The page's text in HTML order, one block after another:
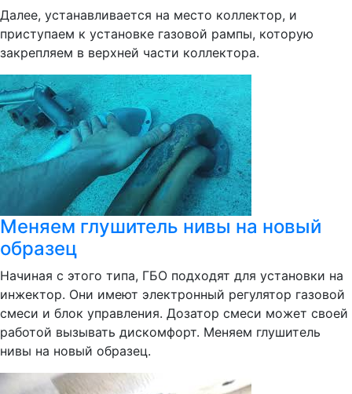
Далее, устанавливается на место коллектор, и
приступаем к установке газовой рампы, которую
закрепляем в верхней части коллектора.
Меняем глушитель нивы на новый
образец
Начиная с этого типа, ГБО подходят для установки на
инжектор. Они имеют электронный регулятор газовой
смеси и блок управления. Дозатор смеси может своей
работой вызывать дискомфорт. Меняем глушитель
нивы на новый образец.